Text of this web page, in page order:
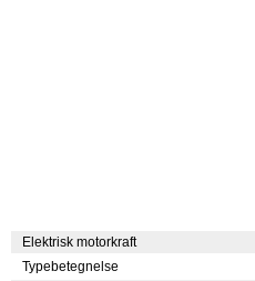
Elektrisk motorkraft
Typebetegnelse